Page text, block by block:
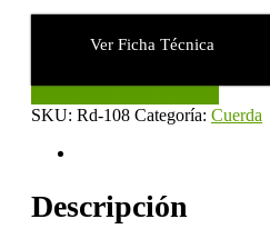
Ver Ficha Técnica
Juego
Cuerda
(Rd-
108)
SKU: Rd-108 Categoría: Cuerda
Descripción